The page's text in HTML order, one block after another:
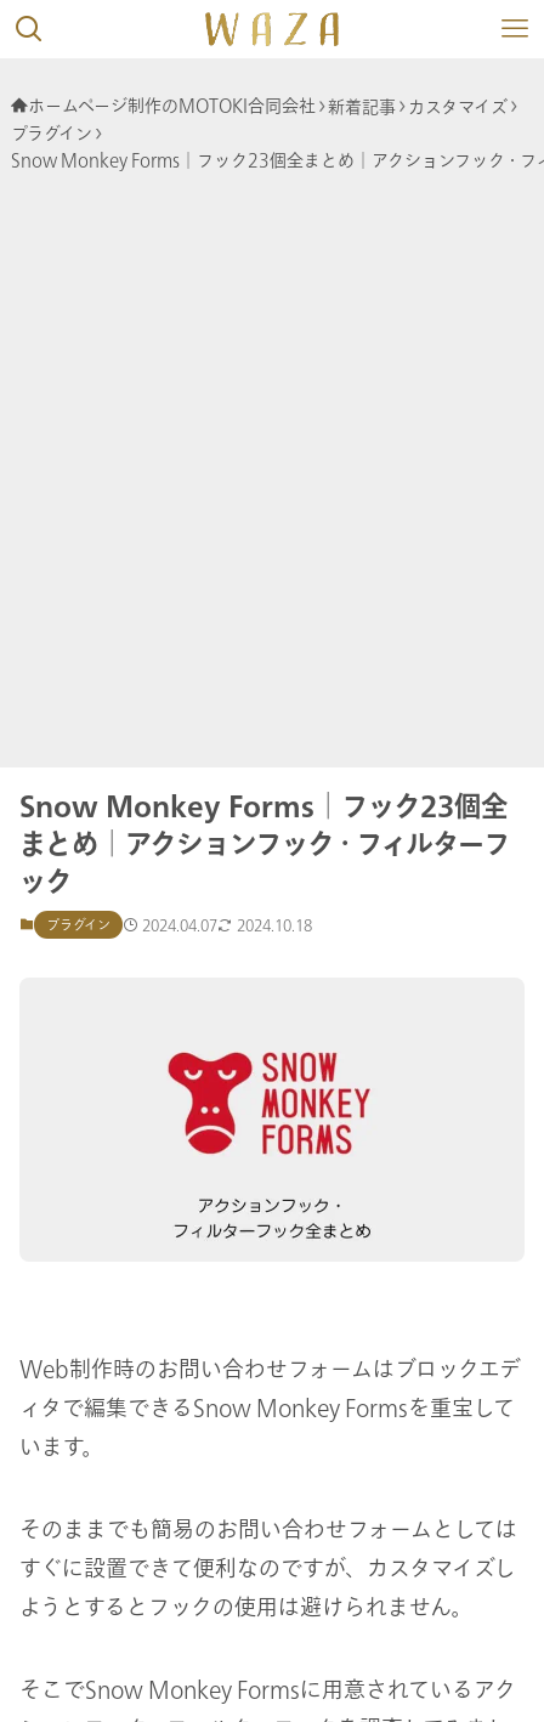
ホームページ制作のMOTOKI合同会社 新着記事
カスタマイズ
プラグイン
Snow Monkey Forms│フック23個全まとめ│アクションフック・フ
Snow Monkey Forms│フック23個全
まとめ│アクションフック・フィルターフ
ック
プラグイン 2024.04.07 2024.10.18
Web制作時のお問い合わせフォームはブロックエデ
ィタで編集できるSnow Monkey Formsを重宝して
います。
そのままでも簡易のお問い合わせフォームとしては
すぐに設置できて便利なのですが、カスタマイズし
ようとするとフックの使用は避けられません。
そこでSnow Monkey Formsに用意されているアク